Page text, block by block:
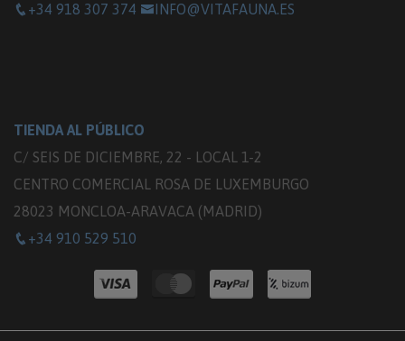
+34 918 307 374
INFO@VITAFAUNA.ES
TIENDA AL PÚBLICO
C/ SEIS DE DICIEMBRE, 22 - LOCAL 1-2
CENTRO COMERCIAL ROSA DE LUXEMBURGO
28023 MONCLOA-ARAVACA (MADRID)
+34 910 529 510